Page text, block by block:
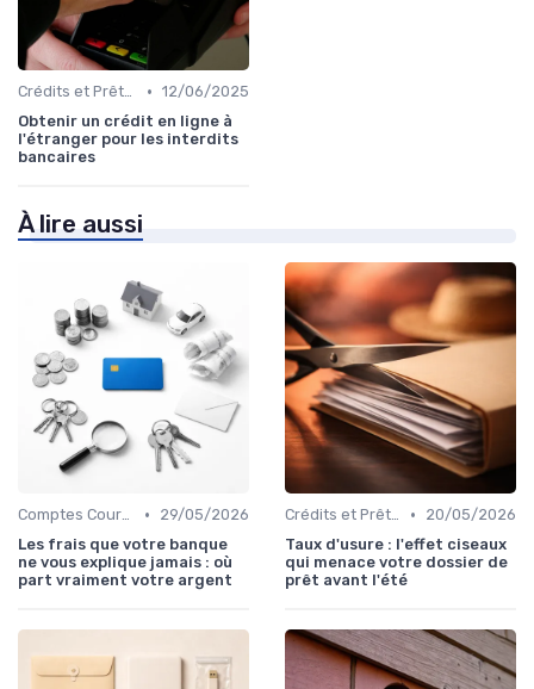
Crédits et Prêts Personnels • 12/06/2025
Obtenir un crédit en ligne à
l'étranger pour les interdits
bancaires
À lire aussi
Comptes Courants et Épargne •
29/05/2026
Les frais que votre banque
ne vous explique jamais : où
part vraiment votre argent
Crédits et Prêts Personnels •
20/05/2026
Taux d'usure : l'effet ciseaux
qui menace votre dossier de
prêt avant l'été